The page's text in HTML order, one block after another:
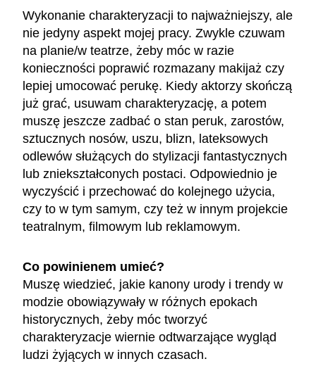
Wykonanie charakteryzacji to najważniejszy, ale
nie jedyny aspekt mojej pracy. Zwykle czuwam
na planie/w teatrze, żeby móc w razie
konieczności poprawić rozmazany makijaż czy
lepiej umocować perukę. Kiedy aktorzy skończą
już grać, usuwam charakteryzację, a potem
muszę jeszcze zadbać o stan peruk, zarostów,
sztucznych nosów, uszu, blizn, lateksowych
odlewów służących do stylizacji fantastycznych
lub zniekształconych postaci. Odpowiednio je
wyczyścić i przechować do kolejnego użycia,
czy to w tym samym, czy też w innym projekcie
teatralnym, filmowym lub reklamowym.
Co powinienem umieć?
Muszę wiedzieć, jakie kanony urody i trendy w
modzie obowiązywały w różnych epokach
historycznych, żeby móc tworzyć
charakteryzacje wiernie odtwarzające wygląd
ludzi żyjących w innych czasach.